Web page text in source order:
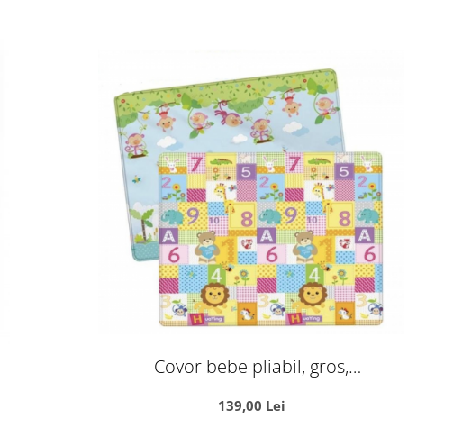
Covor bebe pliabil, gros,
D12, 180x150x1 cm
139,00 Lei